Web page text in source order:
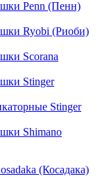
Penn (Пенн)
Ryobi (Риоби)
Scorana
Stinger
Stinger
Shimano
(Косадака)